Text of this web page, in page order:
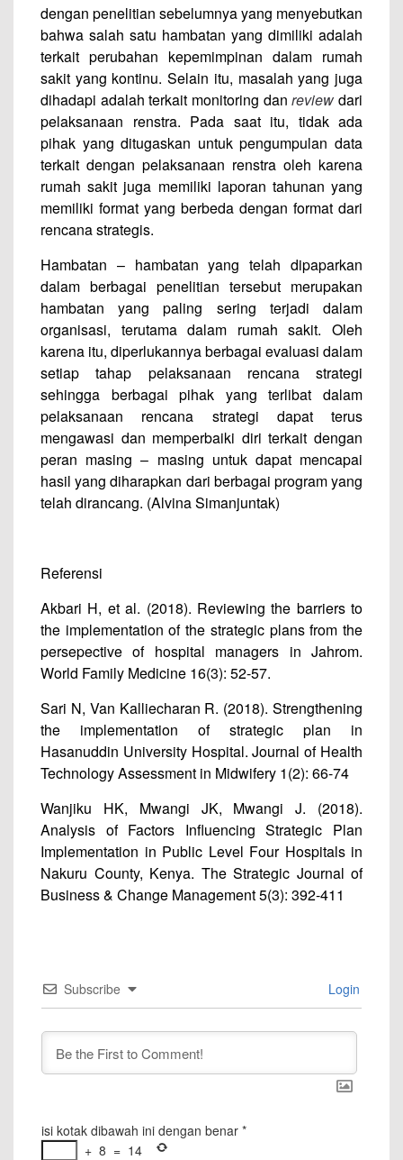
dengan penelitian sebelumnya yang menyebutkan
bahwa salah satu hambatan yang dimiliki adalah
terkait perubahan kepemimpinan dalam rumah
sakit yang kontinu. Selain itu, masalah yang juga
dihadapi adalah terkait monitoring danreview dari
pelaksanaan renstra. Pada saat itu, tidak ada
pihak yang ditugaskan untuk pengumpulan data
terkait dengan pelaksanaan renstra oleh karena
rumah sakit juga memiliki laporan tahunan yang
memiliki format yang berbeda dengan format dari
rencana strategis.
Hambatan – hambatan yang telah dipaparkan
dalam berbagai penelitian tersebut merupakan
hambatan yang paling sering terjadi dalam
organisasi, terutama dalam rumah sakit. Oleh
karena itu, diperlukannya berbagai evaluasi dalam
setiap tahap pelaksanaan rencana strategi
sehingga berbagai pihak yang terlibat dalam
pelaksanaan rencana strategi dapat terus
mengawasi dan memperbaiki diri terkait dengan
peran masing – masing untuk dapat mencapai
hasil yang diharapkan dari berbagai program yang
telah dirancang. (Alvina Simanjuntak)
Referensi
Akbari H, et al. (2018). Reviewing the barriers to
the implementation of the strategic plans from the
persepective of hospital managers in Jahrom.
World Family Medicine 16(3): 52-57.
Sari N, Van Kalliecharan R. (2018). Strengthening
the implementation of strategic plan in
Hasanuddin University Hospital. Journal of Health
Technology Assessment in Midwifery 1(2): 66-74
Wanjiku HK, Mwangi JK, Mwangi J. (2018).
Analysis of Factors Influencing Strategic Plan
Implementation in Public Level Four Hospitals in
Nakuru County, Kenya. The Strategic Journal of
Business & Change Management 5(3): 392-411
Subscribe Login
isi kotak dibawah ini dengan benar *
+ 8 = 14